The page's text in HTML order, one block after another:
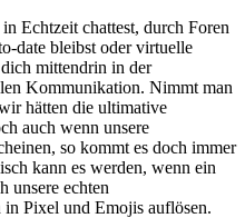
Echtzeit chattest, durch Foren
date bleibst oder virtuelle
mittendrin in der
Kommunikation. Nimmt man
hätten die ultimative
auch wenn unsere
so kommt es doch immer
kann es werden, wenn ein
unsere echten
Pixel und Emojis auflösen.